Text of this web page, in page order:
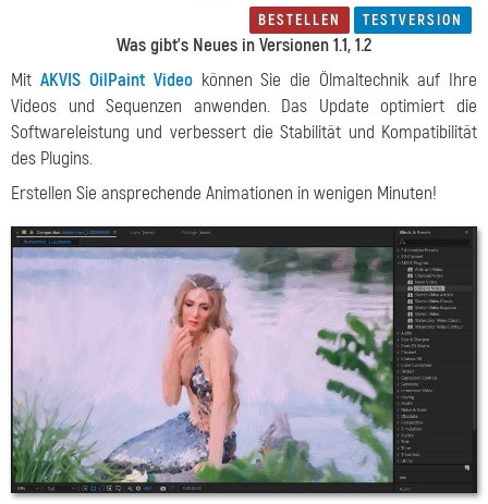
BESTELLEN TESTVERSION
Was gibt's Neues in Versionen 1.1, 1.2
Mit AKVIS OilPaint Videokönnen Sie die Ölmaltechnik auf Ihre
Videos und Sequenzen anwenden. Das Update optimiert die
Softwareleistung und verbessert die Stabilität und Kompatibilität
des Plugins.
Erstellen Sie ansprechende Animationen in wenigen Minuten!